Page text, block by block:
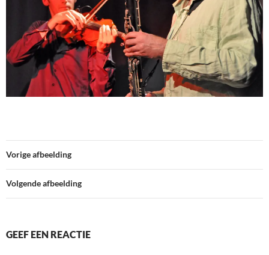
Vorige afbeelding
Volgende afbeelding
GEEF EEN REACTIE